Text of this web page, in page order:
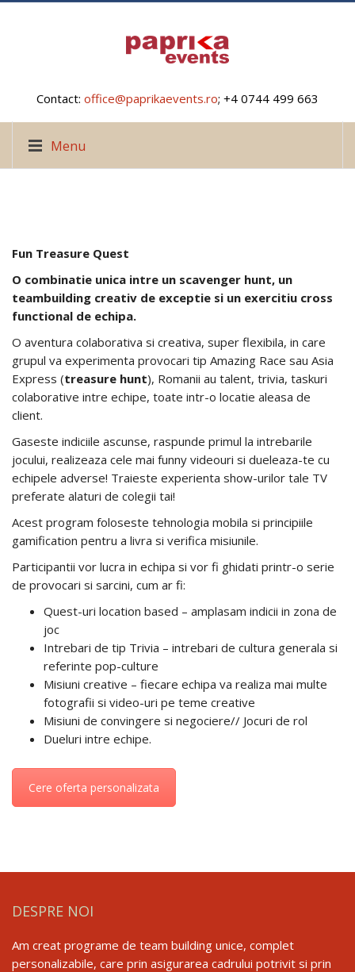
Contact: office@paprikaevents.ro; +4 0744 499 663
Menu
Fun Treasure Quest
O combinatie unica intre un scavenger hunt, un
teambuilding creativ de exceptie si un exercitiu cross
functional de echipa.
O aventura colaborativa si creativa, super flexibila, in care
grupul va experimenta provocari tip Amazing Race sau Asia
Express (treasure hunt), Romanii au talent, trivia, taskuri
colaborative intre echipe, toate intr-o locatie aleasa de
client.
Gaseste indiciile ascunse, raspunde primul la intrebarile
jocului, realizeaza cele mai funny videouri si dueleaza-te cu
echipele adverse! Traieste experienta show-urilor tale TV
preferate alaturi de colegii tai!
Acest program foloseste tehnologia mobila si principiile
gamification pentru a livra si verifica misiunile.
Participantii vor lucra in echipa si vor fi ghidati printr-o serie
de provocari si sarcini, cum ar fi:
Quest-uri location based – amplasam indicii in zona de
joc
Intrebari de tip Trivia – intrebari de cultura generala si
referinte pop-culture
Misiuni creative – fiecare echipa va realiza mai multe
fotografii si video-uri pe teme creative
Misiuni de convingere si negociere// Jocuri de rol
Dueluri intre echipe.
Cere oferta personalizata
DESPRE NOI
Am creat programe de team building unice, complet
personalizabile, care prin asigurarea cadrului potrivit si prin